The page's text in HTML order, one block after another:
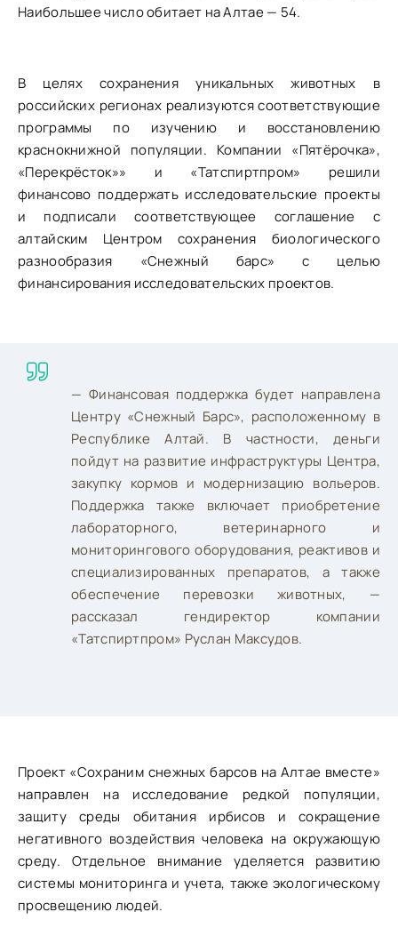
Наибольшее число обитает на Алтае — 54.
В целях сохранения уникальных животных в
российских регионах реализуются соответствующие
программы по изучению и восстановлению
краснокнижной популяции. Компании «Пятёрочка»,
«Перекрёсток»» и «Татспиртпром» решили
финансово поддержать исследовательские проекты
и подписали соответствующее соглашение с
алтайским Центром сохранения биологического
разнообразия «Снежный барс» с целью
финансирования исследовательских проектов.
— Финансовая поддержка будет направлена
Центру «Снежный Барс», расположенному в
Республике Алтай. В частности, деньги
пойдут на развитие инфраструктуры Центра,
закупку кормов и модернизацию вольеров.
Поддержка также включает приобретение
лабораторного, ветеринарного и
мониторингового оборудования, реактивов и
специализированных препаратов, а также
обеспечение перевозки животных, —
рассказал гендиректор компании
«Татспиртпром» Руслан Максудов.
Проект «Сохраним снежных барсов на Алтае вместе»
направлен на исследование редкой популяции,
защиту среды обитания ирбисов и сокращение
негативного воздействия человека на окружающую
среду. Отдельное внимание уделяется развитию
системы мониторинга и учета, также экологическому
просвещению людей.